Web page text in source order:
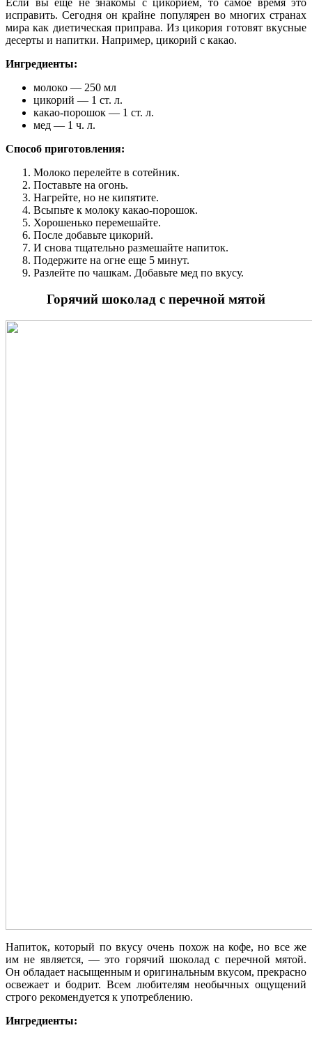
исправить. Сегодня он крайне популярен во многих странах
мира как диетическая приправа. Из цикория готовят вкусные
десерты и напитки. Например, цикорий с какао.
Ингредиенты:
молоко — 250 мл
цикорий — 1 ст. л.
какао-порошок — 1 ст. л.
мед — 1 ч. л.
Способ приготовления:
Молоко перелейте в сотейник.
Поставьте на огонь.
Нагрейте, но не кипятите.
Всыпьте к молоку какао-порошок.
Хорошенько перемешайте.
После добавьте цикорий.
И снова тщательно размешайте напиток.
Подержите на огне еще 5 минут.
Разлейте по чашкам. Добавьте мед по вкусу.
Горячий шоколад с перечной мятой
Напиток, который по вкусу очень похож на кофе, но все же
им не является, — это горячий шоколад с перечной мятой.
Он обладает насыщенным и оригинальным вкусом, прекрасно
освежает и бодрит. Всем любителям необычных ощущений
строго рекомендуется к употреблению.
Ингредиенты: